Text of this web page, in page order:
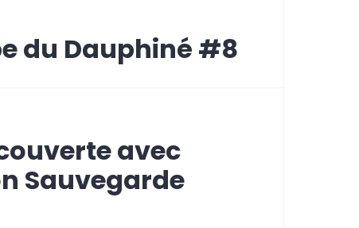
du Dauphiné #8
avec
Sauvegarde